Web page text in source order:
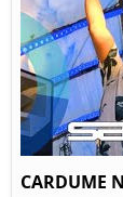
CARDUME